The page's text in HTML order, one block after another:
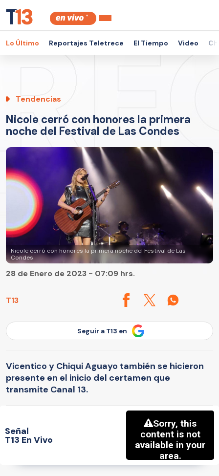
Lo Último Reportajes Teletrece El Tiempo Video
Tendencias
Nicole cerró con honores la primera
noche del Festival de Las Condes
Nicole cerró con honores la primera noche del Festival de Las
Condes
T13
28 de Enero de 2023 - 07:09 hrs.
Seguir a T13 en
Vicentico y Chiqui Aguayo también se hicieron
presente en el inicio del certamen que
transmite Canal 13.
Señal
T13 En Vivo